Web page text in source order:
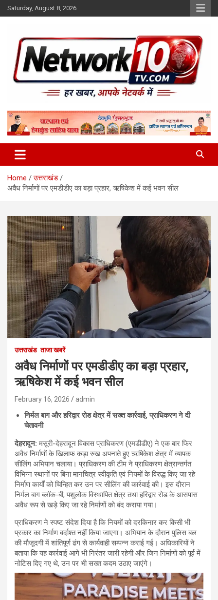
Skip
to
Saturday, August 8, 2026
Network10tv
Home
उत्तराखंड
अवैध निर्माणों पर एमडीडीए का बड़ा प्रहार, ऋषिकेश में कई भवन सील
उत्तराखंड ताजा खबरें
अवैध निर्माणों पर एमडीडीए का बड़ा प्रहार,
ऋषिकेश में कई भवन सील
February 16, 2026 admin
निर्मल बाग और हरिद्वार रोड क्षेत्र में सख्त कार्रवाई, प्राधिकरण ने दी
चेतावनी
देहरादून: मसूरी-देहरादून विकास प्राधिकरण (एमडीडीए) ने एक बार फिर
अवैध निर्माणों के खिलाफ कड़ा रुख अपनाते हुए ऋषिकेश क्षेत्र में व्यापक
सीलिंग अभियान चलाया। प्राधिकरण की टीम ने प्राधिकरण क्षेत्रान्तर्गत
विभिन्न स्थानों पर बिना मानचित्र स्वीकृति एवं नियमों के विरुद्ध किए जा रहे
निर्माण कार्यों को चिन्हित कर उन पर सीलिंग की कार्रवाई की। इस दौरान
निर्मल बाग ब्लॉक-बी, पशुलोक विस्थापित क्षेत्र तथा हरिद्वार रोड के आसपास
अवैध रूप से खड़े किए जा रहे निर्माणों को बंद कराया गया।
प्राधिकरण ने स्पष्ट संदेश दिया है कि नियमों को दरकिनार कर किसी भी
प्रकार का निर्माण बर्दाश्त नहीं किया जाएगा। अभियान के दौरान पुलिस बल
की मौजूदगी में शांतिपूर्ण ढंग से कार्यवाही सम्पन्न कराई गई। अधिकारियों ने
बताया कि यह कार्रवाई आगे भी निरंतर जारी रहेगी और जिन निर्माणों को पूर्व में
नोटिस दिए गए थे, उन पर भी सख्त कदम उठाए जाएंगे।